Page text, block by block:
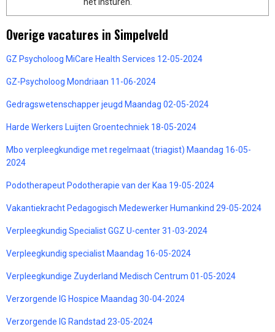
Overige vacatures in Simpelveld
GZ Psycholoog MiCare Health Services 12-05-2024
GZ-Psycholoog Mondriaan 11-06-2024
Gedragswetenschapper jeugd Maandag 02-05-2024
Harde Werkers Luijten Groentechniek 18-05-2024
Mbo verpleegkundige met regelmaat (triagist) Maandag 16-05-
2024
Podotherapeut Podotherapie van der Kaa 19-05-2024
Vakantiekracht Pedagogisch Medewerker Humankind 29-05-2024
Verpleegkundig Specialist GGZ U-center 31-03-2024
Verpleegkundig specialist Maandag 16-05-2024
Verpleegkundige Zuyderland Medisch Centrum 01-05-2024
Verzorgende IG Hospice Maandag 30-04-2024
Verzorgende IG Randstad 23-05-2024